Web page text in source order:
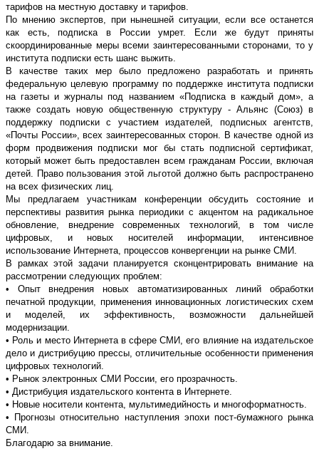
тарифов на местную доставку и тарифов.
По мнению экспертов, при нынешней ситуации, если все останется
как есть, подписка в России умрет. Если же будут приняты
скоординированные меры всеми заинтересованными сторонами, то у
института подписки есть шанс выжить.
В качестве таких мер было предложено разработать и принять
федеральную целевую программу по поддержке института подписки
на газеты и журналы под названием «Подписка в каждый дом», а
также создать новую общественную структуру - Альянс (Союз) в
поддержку подписки с участием издателей, подписных агентств,
«Почты России», всех заинтересованных сторон. В качестве одной из
форм продвижения подписки мог бы стать подписной сертификат,
который может быть предоставлен всем гражданам России, включая
детей. Право пользования этой льготой должно быть распространено
на всех физических лиц.
Мы предлагаем участникам конференции обсудить состояние и
перспективы развития рынка периодики с акцентом на радикальное
обновление, внедрение современных технологий, в том числе
цифровых, и новых носителей информации, интенсивное
использование Интернета, процессов конвергенции на рынке СМИ.
В рамках этой задачи планируется сконцентрировать внимание на
рассмотрении следующих проблем:
• Опыт внедрения новых автоматизированных линий обработки
печатной продукции, применения инновационных логистических схем
и моделей, их эффективность, возможности дальнейшей
модернизации.
• Роль и место Интернета в сфере СМИ, его влияние на издательское
дело и дистрибуцию прессы, отличительные особенности применения
цифровых технологий.
• Рынок электронных СМИ России, его прозрачность.
• Дистрибуция издательского контента в Интернете.
• Новые носители контента, мультимедийность и многоформатность.
• Прогнозы относительно наступления эпохи пост-бумажного рынка
СМИ.
Благодарю за внимание.